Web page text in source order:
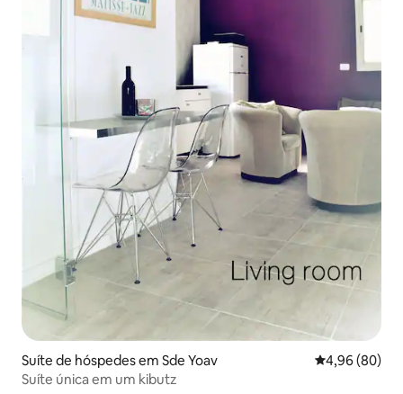
Suíte de hóspedes em Sde Yoav Classificação
4,96 (80)
Suíte única em um kibutz